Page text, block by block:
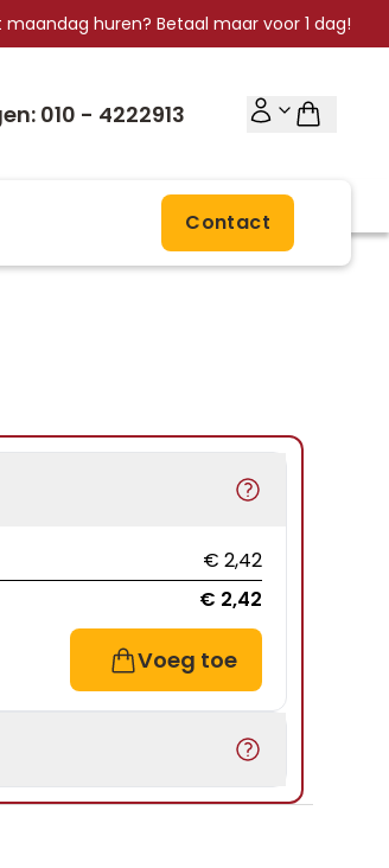
maandag huren? Betaal maar voor 1 dag!
010 - 4222913
Contact
€ 2,42
€ 2,42
Voeg toe